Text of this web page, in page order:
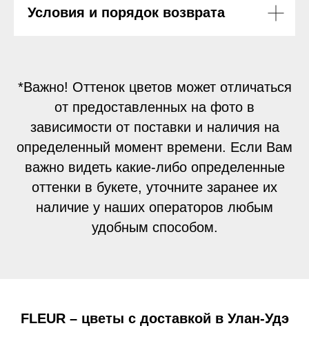
Условия и порядок возврата
*Важно! Оттенок цветов может отличаться
от предоставленных на фото в
зависимости от поставки и наличия на
определенный момент времени. Если Вам
важно видеть какие-либо определенные
оттенки в букете, уточните заранее их
наличие у наших операторов любым
удобным способом.
FLEUR – цветы с доставкой в Улан-Удэ